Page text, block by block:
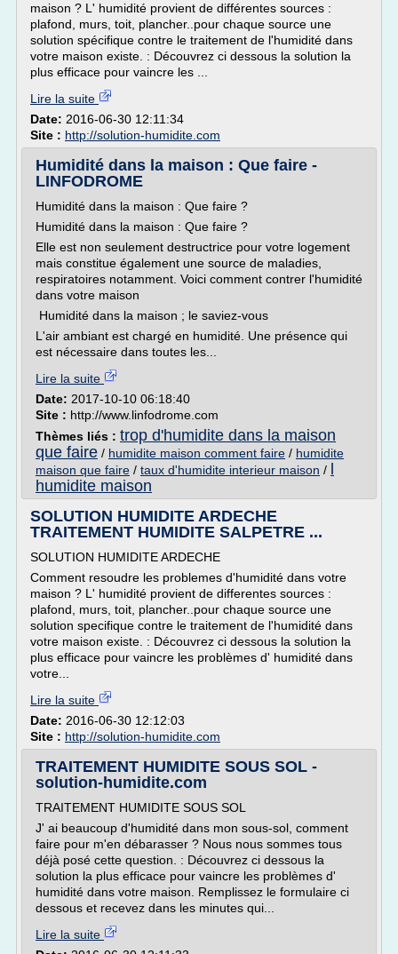
maison ? L' humidité provient de différentes sources :
plafond, murs, toit, plancher..pour chaque source une
solution spécifique contre le traitement de l'humidité dans
votre maison existe. : Découvrez ci dessous la solution la
plus efficace pour vaincre les ...
Lire la suite
Date: 2016-06-30 12:11:34
Site : http://solution-humidite.com
Humidité dans la maison : Que faire -
LINFODROME
Humidité dans la maison : Que faire ?
Humidité dans la maison : Que faire ?
Elle est non seulement destructrice pour votre logement
mais constitue également une source de maladies,
respiratoires notamment. Voici comment contrer l'humidité
dans votre maison
Humidité dans la maison ; le saviez-vous
L'air ambiant est chargé en humidité. Une présence qui
est nécessaire dans toutes les...
Lire la suite
Date: 2017-10-10 06:18:40
Site : http://www.linfodrome.com
Thèmes liés : trop d'humidite dans la maison
que faire / humidite maison comment faire / humidite
maison que faire / taux d'humidite interieur maison /
humidite maison
SOLUTION HUMIDITE ARDECHE
TRAITEMENT HUMIDITE SALPETRE ...
SOLUTION HUMIDITE ARDECHE
Comment resoudre les problemes d'humidité dans votre
maison ? L' humidité provient de differentes sources :
plafond, murs, toit, plancher..pour chaque source une
solution specifique contre le traitement de l'humidité dans
votre maison existe. : Découvrez ci dessous la solution la
plus efficace pour vaincre les problèmes d' humidité dans
votre...
Lire la suite
Date: 2016-06-30 12:12:03
Site : http://solution-humidite.com
TRAITEMENT HUMIDITE SOUS SOL -
solution-humidite.com
TRAITEMENT HUMIDITE SOUS SOL
J' ai beaucoup d'humidité dans mon sous-sol, comment
faire pour m'en débarasser ? Nous nous sommes tous
déjà posé cette question. : Découvrez ci dessous la
solution la plus efficace pour vaincre les problèmes d'
humidité dans votre maison. Remplissez le formulaire ci
dessous et recevez dans les minutes qui...
Lire la suite